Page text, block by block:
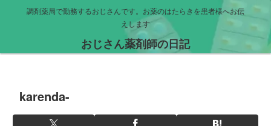
調剤薬局で勤務するおじさんです。お薬のはたらきを患者様へお伝
えします
おじさん薬剤師の日記
karenda-